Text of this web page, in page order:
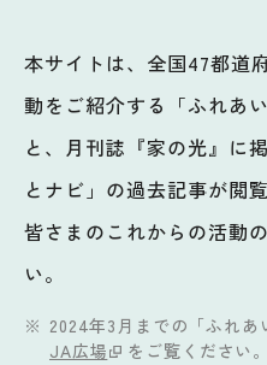
本サイトは、全国47都道
動をご紹介する「ふれあ
と、月刊誌『家の光』に
とナビ」の過去記事が閲
皆さまのこれからの活動
い。
2024年3月までの「ふれあ
JA広場
をご覧ください。